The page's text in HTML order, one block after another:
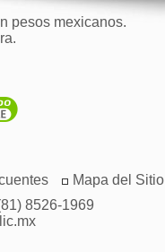
pesos mexicanos.
Mapa del Sitio
8526-1969